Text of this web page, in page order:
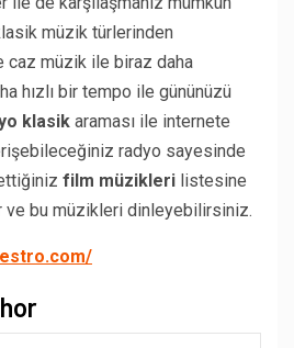
müzik türlerinden
caz müzik ile biraz daha
hızlı bir tempo ile gününüzü
klasik araması ile internete
radyo sayesinde
film müzikleri listesine
ve bu müzikleri dinleyebilirsiniz.